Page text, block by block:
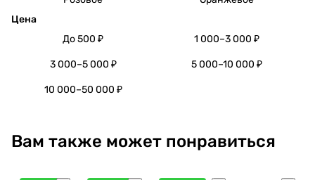
Цена
До 500 ₽
1 000–3 000 ₽
3 000–5 000 ₽ 5 000–10 000 ₽
10 000–50 000 ₽
Вам также может понравиться